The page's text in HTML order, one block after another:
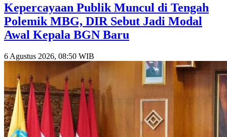
Kepercayaan Publik Muncul di Tengah
Polemik MBG, DIR Sebut Jadi Modal
Awal Kepala BGN Baru
6 Agustus 2026, 08:50 WIB